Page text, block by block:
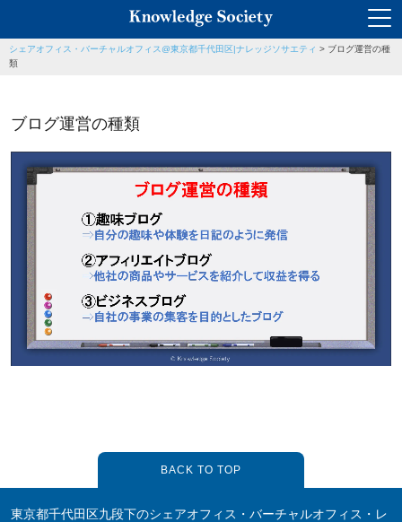
シェアオフィス・バーチャルオフィス@東京都千代田区|ナレッジソサエティ > ブログ運営の種
類
ブログ運営の種類
BACK TO TOP
東京都千代田区九段下のシェアオフィス・バーチャルオフィス・レ